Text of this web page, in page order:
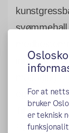
For at
bruker
er teknisk
innholdet.
matlaging
egne turer,
Til grunn